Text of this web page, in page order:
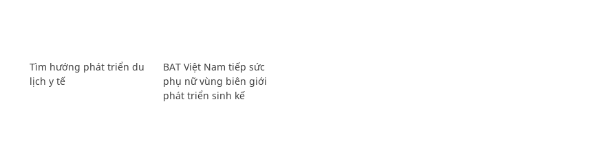
Tìm hướng phát triển du
lịch y tế
BAT Việt Nam tiếp sức
phụ nữ vùng biên giới
phát triển sinh kế